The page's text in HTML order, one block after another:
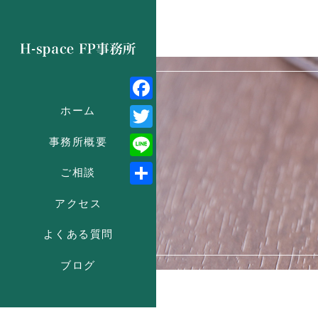
ホーム
事務所概要
ご相談
アクセス
よくある質問
ブログ
Facebook
Twitter
Line